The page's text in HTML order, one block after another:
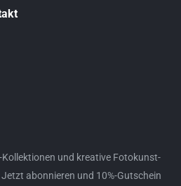
Kollektionen und kreative Fotokunst-
abonnieren und 10%-Gutschein